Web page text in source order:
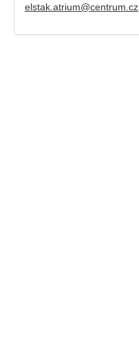
elstak.atrium@centrum.cz